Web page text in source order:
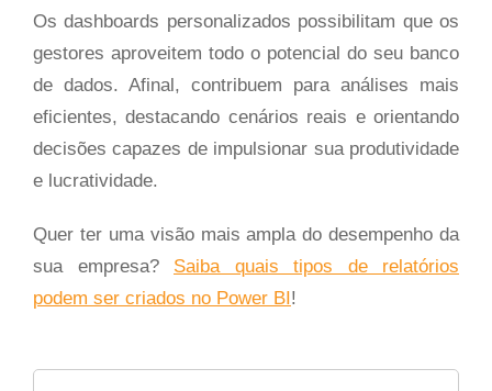
Os dashboards personalizados possibilitam que os
gestores aproveitem todo o potencial do seu banco
de dados. Afinal, contribuem para análises mais
eficientes, destacando cenários reais e orientando
decisões capazes de impulsionar sua produtividade
e lucratividade.
Quer ter uma visão mais ampla do desempenho da
sua empresa? Saiba quais tipos de relatórios
podem ser criados no Power BI!